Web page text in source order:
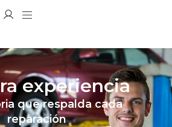
experiencia
que respalda cada
reparación